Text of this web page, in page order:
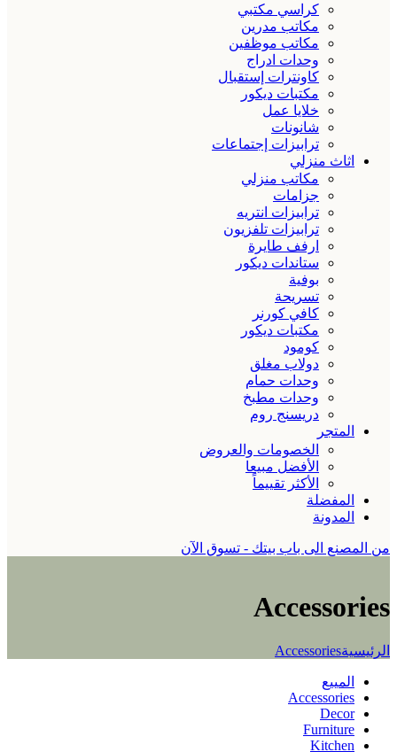
كراسي مكتبي
مكاتب مدرين
مكاتب موظفين
وحدات ادراج
كاونترات إستقبال
مكتبات ديكور
خلايا عمل
شانونات
ترابيزات إجتماعات
اثاث منزلي
مكاتب منزلي
جزامات
ترابيزات انتريه
ترابيزات تلفزيون
ارفف طايرة
ستاندات ديكور
بوفية
تسريحة
كافي كورنر
مكتبات ديكور
كومود
دولاب مغلق
وحدات حمام
وحدات مطبخ
دريسنج روم
المتجر
الخصومات والعروض
الأفضل مبيعا
الأكثر تقييماً
المفضلة
المدونة
من المصنع الى باب بيتك - تسوق الآن
Accessories
الرئيسيةAccessories
المييع
Accessories
Decor
Furniture
Kitchen